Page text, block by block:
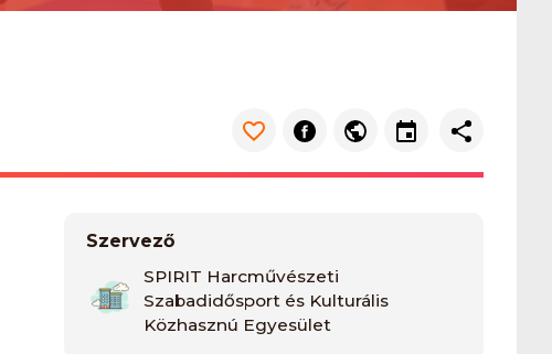
Szervező
SPIRIT Harcművészeti
Szabadidősport és Kulturális
Közhasznú Egyesület